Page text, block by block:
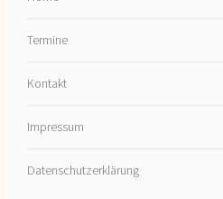
Termine
Kontakt
Impressum
Datenschutzerklärung